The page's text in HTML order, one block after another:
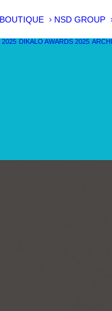
BOUTIQUE NSD GROUP
2025 DIKALO AWARDS 2025